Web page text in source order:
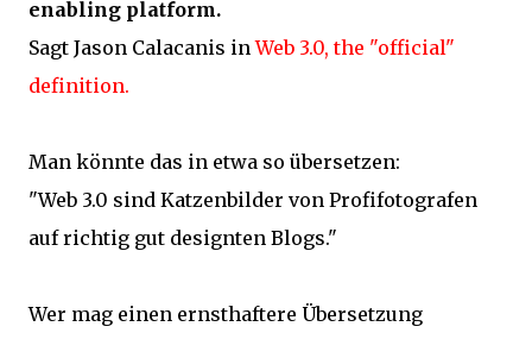
enabling platform.
Sagt Jason Calacanis inWeb 3.0, the "official"
definition.
Man könnte das in etwa so übersetzen:
"Web 3.0 sind Katzenbilder von Profifotografen
auf richtig gut designten Blogs."
Wer mag einen ernsthaftere Übersetzung